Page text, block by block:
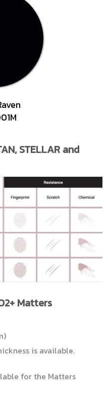
STELLAR and
Matters
is available.
for the Matters